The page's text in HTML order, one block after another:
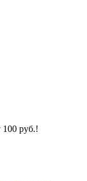
100 руб.!